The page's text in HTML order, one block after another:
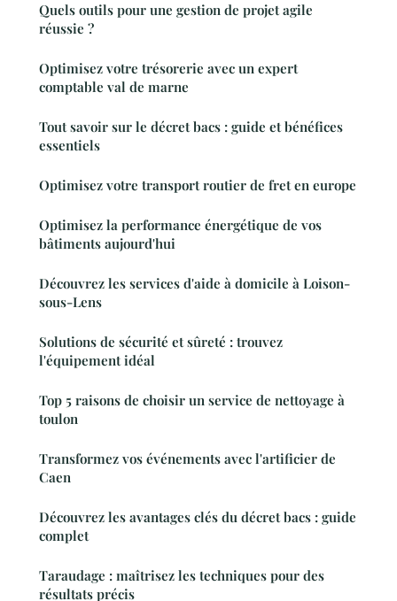
Quels outils pour une gestion de projet agile
réussie ?
Optimisez votre trésorerie avec un expert
comptable val de marne
Tout savoir sur le décret bacs : guide et bénéfices
essentiels
Optimisez votre transport routier de fret en europe
Optimisez la performance énergétique de vos
bâtiments aujourd'hui
Découvrez les services d'aide à domicile à Loison-
sous-Lens
Solutions de sécurité et sûreté : trouvez
l'équipement idéal
Top 5 raisons de choisir un service de nettoyage à
toulon
Transformez vos événements avec l'artificier de
Caen
Découvrez les avantages clés du décret bacs : guide
complet
Taraudage : maîtrisez les techniques pour des
résultats précis